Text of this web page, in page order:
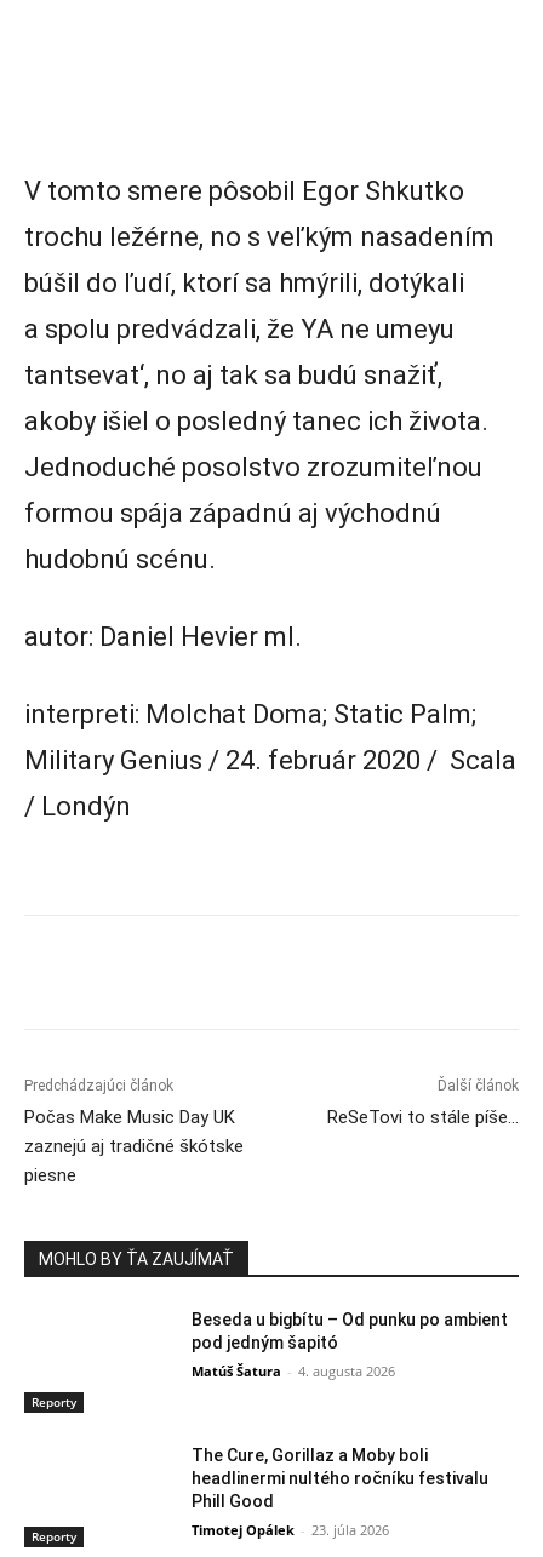
V tomto smere pôsobil Egor Shkutko
trochu ležérne, no s veľkým nasadením
búšil do ľudí, ktorí sa hmýrili, dotýkali
a spolu predvádzali, že YA ne umeyu
tantsevat‘, no aj tak sa budú snažiť,
akoby išiel o posledný tanec ich života.
Jednoduché posolstvo zrozumiteľnou
formou spája západnú aj východnú
hudobnú scénu.
autor: Daniel Hevier ml.
interpreti: Molchat Doma; Static Palm;
Military Genius / 24. február 2020 / Scala
/ Londýn
Predchádzajúci článok
Počas Make Music Day UK
zaznejú aj tradičné škótske
piesne
Ďalší článok
ReSeTovi to stále píše…
MOHLO BY ŤA ZAUJÍMAŤ
Reporty
Beseda u bigbítu – Od punku po ambient
pod jedným šapitó
Matúš Šatura - 4. augusta 2026
Reporty
The Cure, Gorillaz a Moby boli
headlinermi nultého ročníku festivalu
Phill Good
Timotej Opálek - 23. júla 2026